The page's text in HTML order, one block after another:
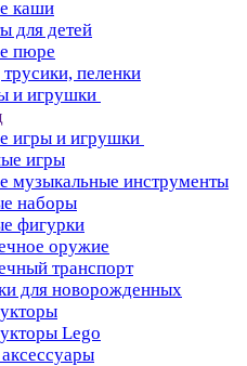
каши
для детей
пюре
пеленки
и игрушки
игры и игрушки
игры
музыкальные инструменты
наборы
фигурки
оружие
транспорт
для новорожденных
Lego